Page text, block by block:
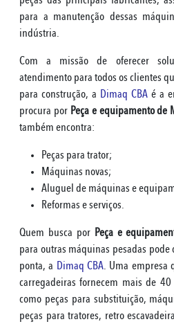
para a manutenção dessas
indústria.
Com a missão de oferecer
atendimento para todos os clientes
para construção, a Dimaq CBA é a
procura por Peça e equipamento de
também encontra:
Peças para trator;
Máquinas novas;
Aluguel de máquinas e
Reformas e serviços.
Quem busca por Peça e
para outras máquinas pesadas
ponta, a Dimaq CBA. Uma empresa
carregadeiras fornecem mais de
como peças para substituição,
peças para tratores, retro